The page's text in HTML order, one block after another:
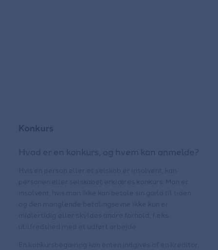
Konkurs
Hvad er en konkurs, og hvem kan anmelde?
Hvis en person eller et selskab er insolvent, kan
personen eller selskabet erklæres konkurs. Man er
insolvent, hvis man ikke kan betale sin gæld til tiden
og den manglende betalingsevne ikke kun er
midlertidig eller skyldes andre forhold, f.eks.
utilfredshed med et udført arbejde.
En konkursbegæring kan enten indgives af en kreditor,